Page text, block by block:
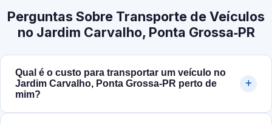
Perguntas Sobre Transporte de Veículos
no Jardim Carvalho, Ponta Grossa‑PR
Qual é o custo para transportar um veículo no
Jardim Carvalho, Ponta Grossa‑PR perto de
mim?